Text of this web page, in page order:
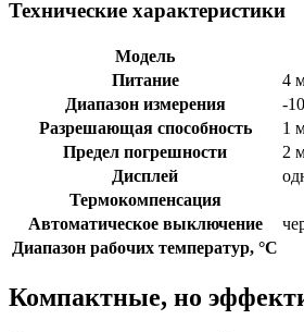
Технические характеристики
Модель
Питание
4
Диапазон измерения
-
Разрешающая способность
1
Предел погрешности
2
Дисплей
Термокомпенсация
Автоматическое выключение
Диапазон рабочих температур, °C
Компактные, но